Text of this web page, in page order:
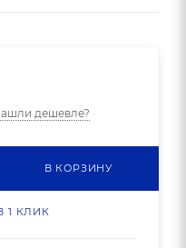
дешевле?
В КОРЗИНУ
1 КЛИК